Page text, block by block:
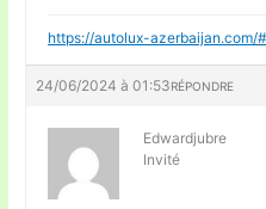
https://autolux-azerbaijan.com/#
24/06/2024 à 01:53RÉPONDRE
Edwardjubre
Invité